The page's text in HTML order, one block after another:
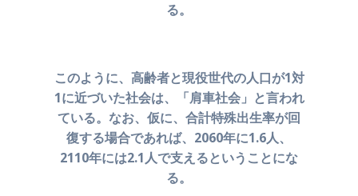
る。
このように、高齢者と現役世代の人口が1対
1に近づいた社会は、
「肩車社会」と言われ
ている。なお、仮に、合計特殊出生率が回
復する場合であれば、2060年に1.6人、
2110年には2.1人で支えるということにな
る。